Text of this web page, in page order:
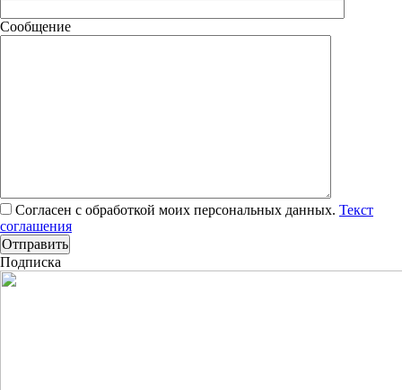
Сообщение
Согласен с обработкой моих персональных данных. Текст
соглашения
Подписка